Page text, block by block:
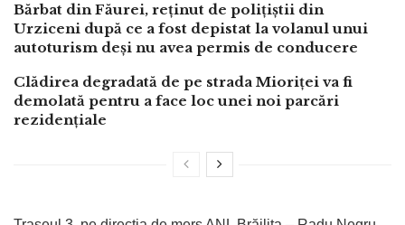
Bărbat din Făurei, reținut de polițiștii din
Urziceni după ce a fost depistat la volanul unui
autoturism deși nu avea permis de conducere
Clădirea degradată de pe strada Mioriței va fi
demolată pentru a face loc unei noi parcări
rezidențiale